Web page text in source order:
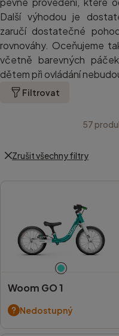
Další výhodou je
zaručí dostatečné
rovnováhy. Oceňujeme
včetně barevných
dětem při ovládání
Filtrovat
57
Zrušit všechny filtry
Woom GO 1
Nedostupný